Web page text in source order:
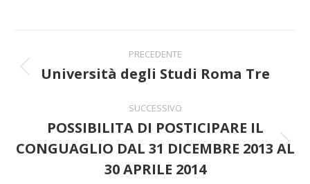
tra
post
PRECEDENTE
Post
Università degli Studi Roma Tre
SUCCESSIVO
Prossimo
post:
POSSIBILITA DI POSTICIPARE IL
CONGUAGLIO DAL 31 DICEMBRE 2013 AL
30 APRILE 2014